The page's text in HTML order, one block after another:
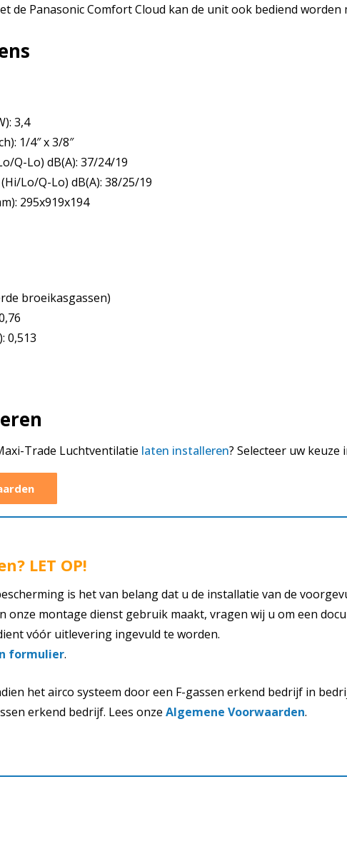
de Panasonic Comfort Cloud kan de unit ook bediend worden
3,4
1/4″ x 3/8″
Q-Lo) dB(A): 37/24/19
Lo/Q-Lo) dB(A): 38/25/19
295x919x194
broeikasgassen)
0,513
Trade Luchtventilatie laten installeren? Selecteer uw
LET OP!
is het van belang dat u de installatie van de
onze montage dienst gebruik maakt, vragen wij u om een
vóór uitlevering ingevuld te worden.
formulier.
het airco systeem door een F-gassen erkend bedrijf in
erkend bedrijf. Lees onze Algemene Voorwaarden.